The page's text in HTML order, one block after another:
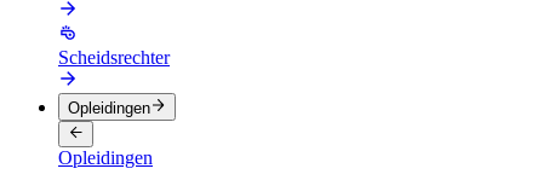
Scheidsrechter
Opleidingen
Opleidingen